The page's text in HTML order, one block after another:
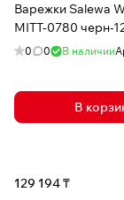
Варежки Salewa
MITT-0780 черн-
0 0 В наличии
В
129 194 ₸